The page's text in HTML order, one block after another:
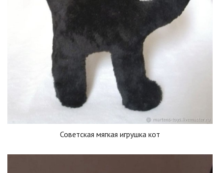
Советская мягкая игрушка кот